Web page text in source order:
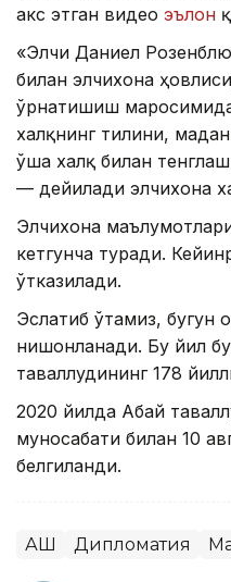
акс этган видео эълон
«Элчи Даниел
билан элчихона
ўрнатишиш
халқнинг тилини,
ўша халқ билан
— дейилади элчихона
Элчихона
кетгунча туради.
ўтказилади.
Эслатиб ўтамиз, бугун
нишонланади. Бу йил
таваллудининг 178
2020 йилда Абай
муносабати билан 10
белгиланди.
АҚШ Дипломатия